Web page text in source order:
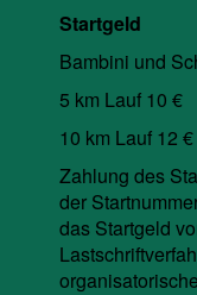
Startgeld
Bambini und
5 km Lauf 10 €
10 km Lauf 12 €
Zahlung des
der
das Startgeld